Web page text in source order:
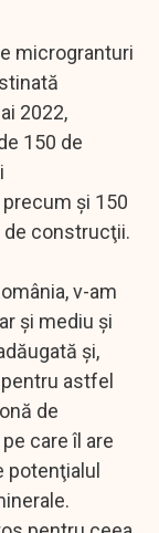
microgranturi
2022,
150 de
şi 150
de construcţii.
v-am
şi mediu şi
şi,
astfel
de
care îl are
potenţialul